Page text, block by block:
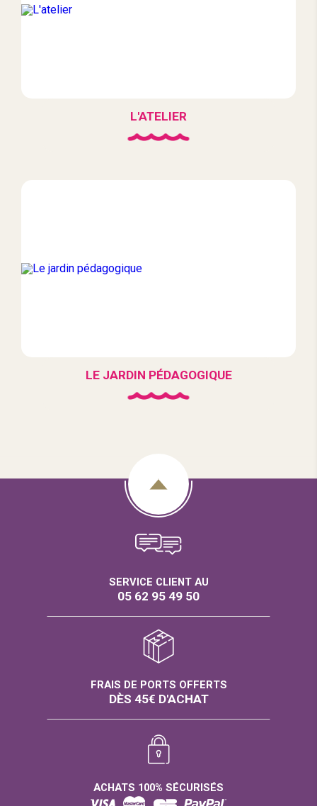
L'ATELIER
LE JARDIN PÉDAGOGIQUE
SERVICE CLIENT AU
05 62 95 49 50
FRAIS DE PORTS OFFERTS
DÈS 45€ D'ACHAT
ACHATS 100% SÉCURISÉS